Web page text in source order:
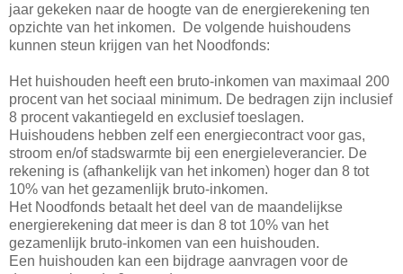
jaar gekeken naar de hoogte van de energierekening ten
opzichte van het inkomen. De volgende huishoudens
kunnen steun krijgen van het Noodfonds:
Het huishouden heeft een bruto-inkomen van maximaal 200
procent van het sociaal minimum. De bedragen zijn inclusief
8 procent vakantiegeld en exclusief toeslagen.
Huishoudens hebben zelf een energiecontract voor gas,
stroom en/of stadswarmte bij een energieleverancier. De
rekening is (afhankelijk van het inkomen) hoger dan 8 tot
10% van het gezamenlijk bruto-inkomen.
Het Noodfonds betaalt het deel van de maandelijkse
energierekening dat meer is dan 8 tot 10% van het
gezamenlijk bruto-inkomen van een huishouden.
Een huishouden kan een bijdrage aanvragen voor de